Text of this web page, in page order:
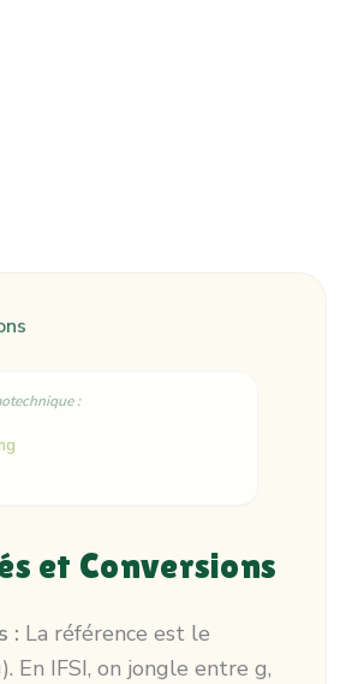
:
et Conversions
: La référence est le
En IFSI, on jongle entre g,